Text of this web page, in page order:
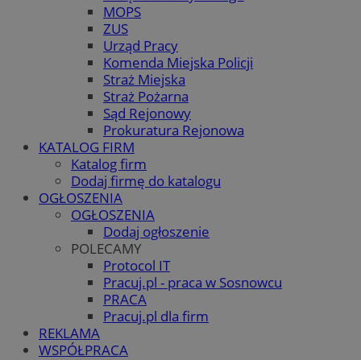
MOPS
ZUS
Urząd Pracy
Komenda Miejska Policji
Straż Miejska
Straż Pożarna
Sąd Rejonowy
Prokuratura Rejonowa
KATALOG FIRM
Katalog firm
Dodaj firmę do katalogu
OGŁOSZENIA
OGŁOSZENIA
Dodaj ogłoszenie
POLECAMY
Protocol IT
Pracuj.pl - praca w Sosnowcu
PRACA
Pracuj.pl dla firm
REKLAMA
WSPÓŁPRACA